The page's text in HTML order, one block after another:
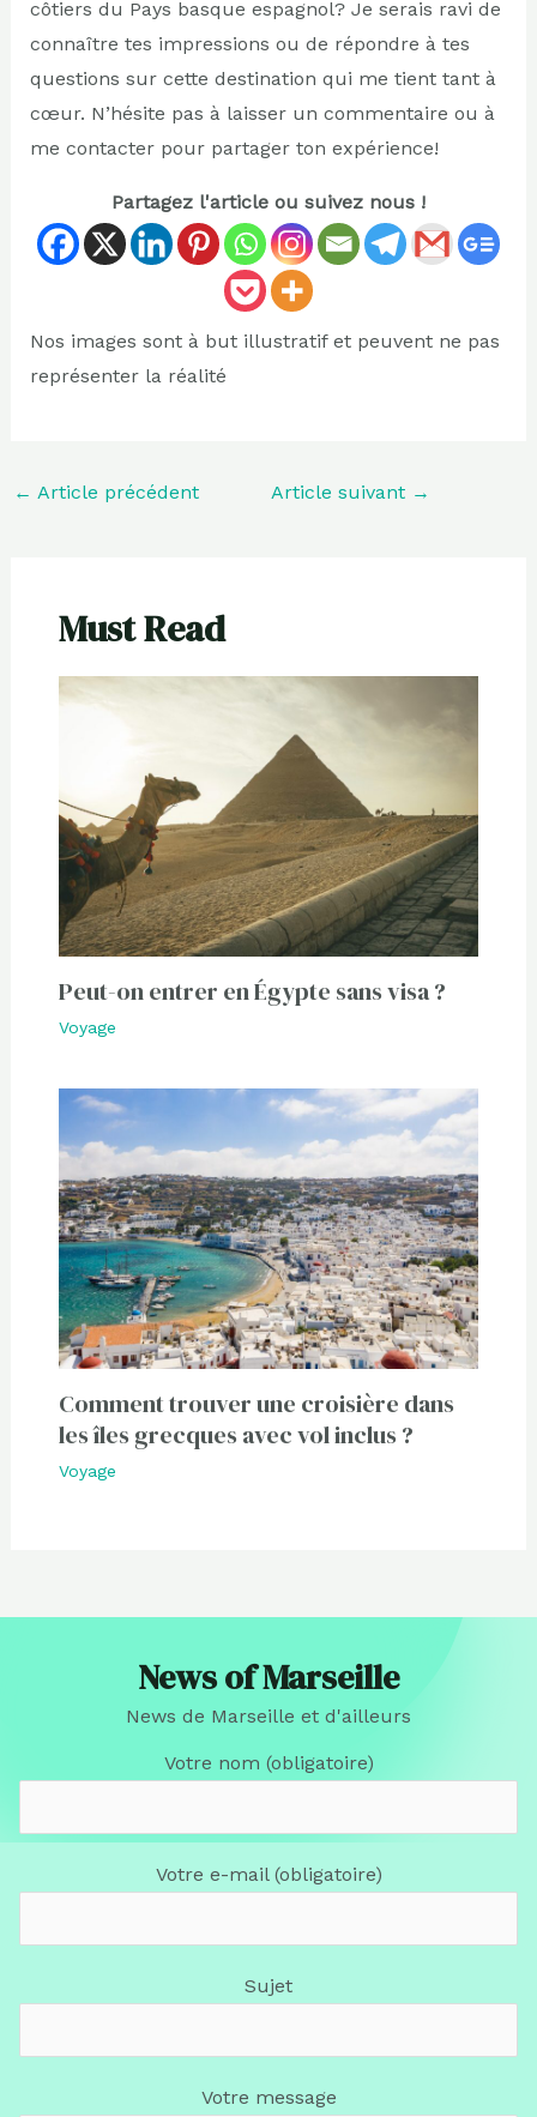
côtiers du Pays basque espagnol? Je serais ravi de
connaître tes impressions ou de répondre à tes
questions sur cette destination qui me tient tant à
cœur. N’hésite pas à laisser un commentaire ou à
me contacter pour partager ton expérience!
Partagez l'article ou suivez nous !
Nos images sont à but illustratif et peuvent ne pas
représenter la réalité
← Article précédent Article suivant →
Must Read
Peut-on entrer en Égypte sans visa ?
Voyage
Comment trouver une croisière dans
les îles grecques avec vol inclus ?
Voyage
News of Marseille
News de Marseille et d'ailleurs
Votre nom (obligatoire)
Votre e-mail (obligatoire)
Sujet
Votre message